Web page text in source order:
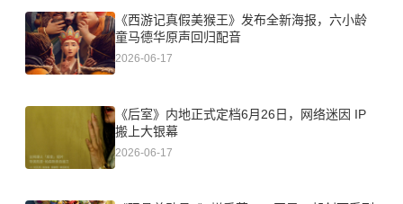
《西游记真假美猴王》发布全新海报，六小龄
童马德华原声回归配音
2026-06-17
《后室》内地正式定档6月26日，网络迷因 IP
搬上大银幕
2026-06-17